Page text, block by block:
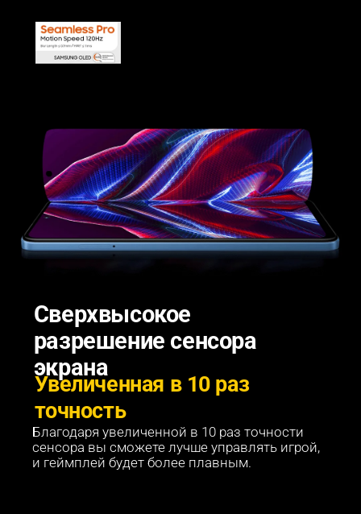
Сверхвысокое
разрешение сенсора
экрана
Увеличенная в 10 раз
точность
Благодаря увеличенной в 10 раз точности
сенсора вы сможете лучше управлять игрой,
и геймплей будет более плавным.